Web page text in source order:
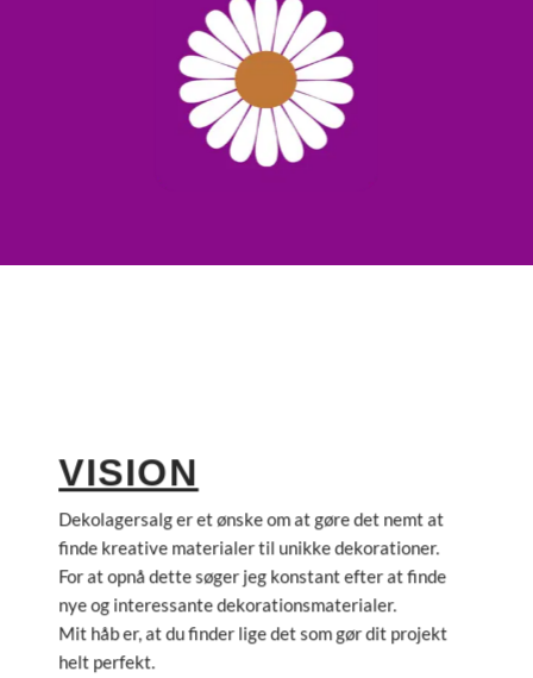
VISION
Dekolagersalg er et ønske om at gøre det nemt at
finde kreative materialer til unikke dekorationer.
For at opnå dette søger jeg konstant efter at finde
nye og interessante dekorationsmaterialer.
Mit håb er, at du finder lige det som gør dit projekt
helt perfekt.